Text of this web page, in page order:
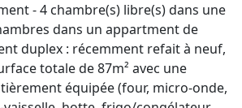
- 4 chambre(s) libre(s) dans une
dans un appartment de
duplex : récemment refait à neuf,
totale de 87m² avec une
équipée (four, micro-onde,